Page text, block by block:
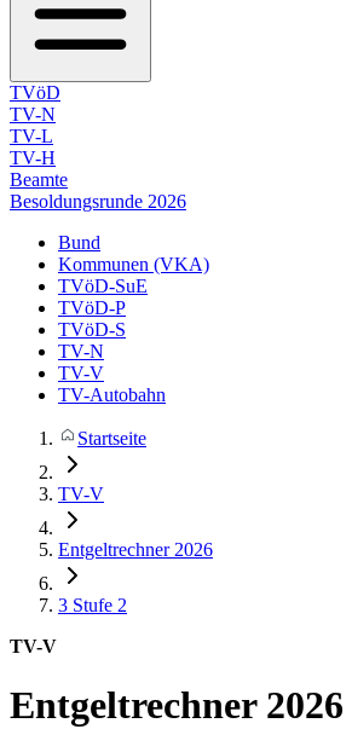
TVöD
TV-N
TV-L
TV-H
Beamte
Besoldungsrunde 2026
Bund
Kommunen (VKA)
TVöD-SuE
TVöD-P
TVöD-S
TV-N
TV-V
TV-Autobahn
Startseite
TV-V
Entgeltrechner 2026
3 Stufe 2
TV-V
Entgeltrechner 2026